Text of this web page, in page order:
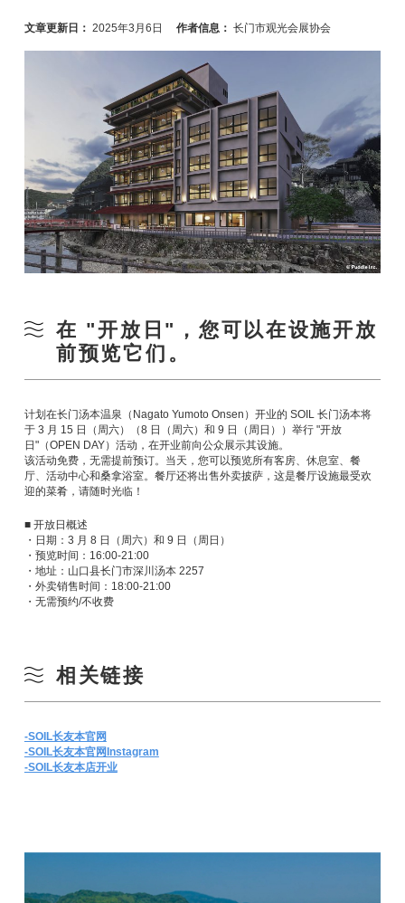
文章更新日： 2025年3月6日 作者信息： 长门市观光会展协会
在 "开放日"，您可以在设施开放
前预览它们。
计划在长门汤本温泉（Nagato Yumoto Onsen）开业的 SOIL 长门汤本将
于 3 月 15 日（周六）（8 日（周六）和 9 日（周日））举行 "开放
日"（OPEN DAY）活动，在开业前向公众展示其设施。
该活动免费，无需提前预订。当天，您可以预览所有客房、休息室、餐
厅、活动中心和桑拿浴室。餐厅还将出售外卖披萨，这是餐厅设施最受欢
迎的菜肴，请随时光临！
■ 开放日概述
・日期：3 月 8 日（周六）和 9 日（周日）
・预览时间：16:00-21:00
・地址：山口县长门市深川汤本 2257
・外卖销售时间：18:00-21:00
・无需预约/不收费
相关链接
-SOIL长友本官网
-SOIL长友本官网Instagram
-SOIL长友本店开业